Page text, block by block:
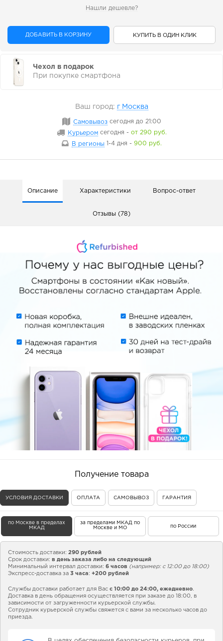
Нашли дешевле?
ДОБАВИТЬ В КОРЗИНУ КУПИТЬ В ОДИН КЛИК
Чехол в подарок
При покупке смартфона
Ваш город: г Москва
Самовывоз сегодня до 21:00
Курьером сегодня - от 290 руб.
В регионы
1-4 дня - 900 руб.
Описание Характеристики Вопрос-ответ
Отзывы (78)
Получение товара
УСЛОВИЯ ДОСТАВКИ ОПЛАТА САМОВЫВОЗ ГАРАНТИЯ
по Москве в пределах
МКАД
за пределами МКАД по
Москве и МО
по России
Стоимость доставки: 290 рублей
Срок доставки: в день заказа либо на следующий
Минимальный интервал доставки: 6 часов (например: с 12:00 до 18:00)
Экспресс-доставка за 3 часа : +200 рублей
Службы доставки работает для Вас с 10:00 до 24:00, ежедневно.
Доставка в день обращения осуществляется при заказе до 18:00, в
зависимости от загруженности курьерской службы.
Сотрудник курьерской службы свяжется с вами за несколько часов до
приезда.